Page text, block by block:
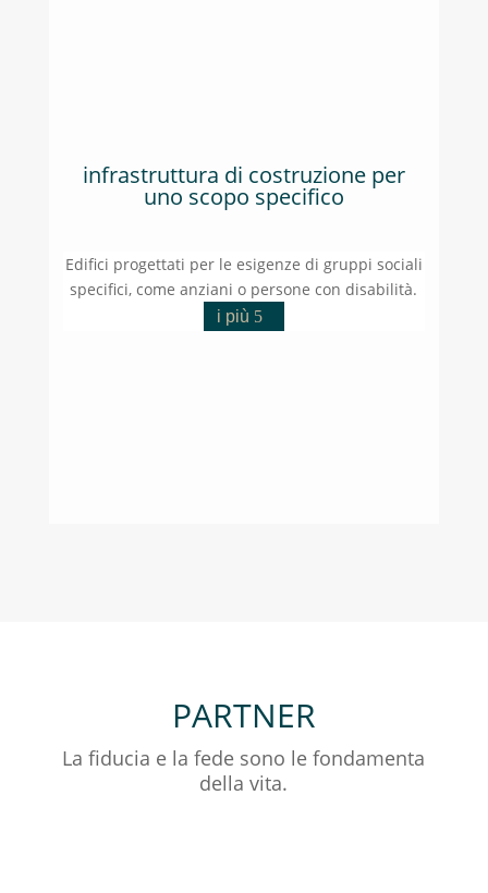
infrastruttura di costruzione per
uno scopo specifico
Edifici progettati per le esigenze di gruppi sociali
specifici, come anziani o persone con disabilità.
i più
PARTNER
La fiducia e la fede sono le fondamenta
della vita.